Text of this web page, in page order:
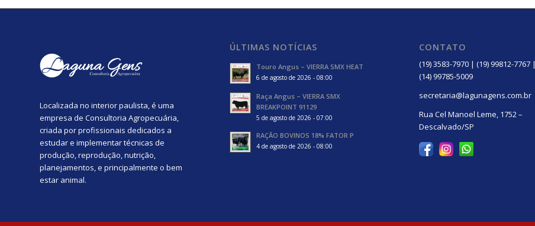
Localizada no interior paulista, é uma
empresa de Consultoria Agropecuária,
criada por profissionais dedicados a
estudar e implementar técnicas de
produção, reprodução, nutrição,
planejamentos, e principalmente o bem
estar animal.
ÚLTIMAS NOTÍCIAS
Touro Angus – VIERRA SMX HEAT
6 de agosto de 2026 - 08:00
Raça Angus – VIERRA SMX
BREAKPOINT 91129
5 de agosto de 2026 - 07:00
RAÇÃO BOVINOS 18% FATOR P
4 de agosto de 2026 - 08:00
CONTATO
(19) 3583-7970 | (19) 99812-7767 |
(14) 99785-5009
secretaria@lagunagens.com.br
Rua Cel Manoel Leme, 1752 –
Descalvado/SP